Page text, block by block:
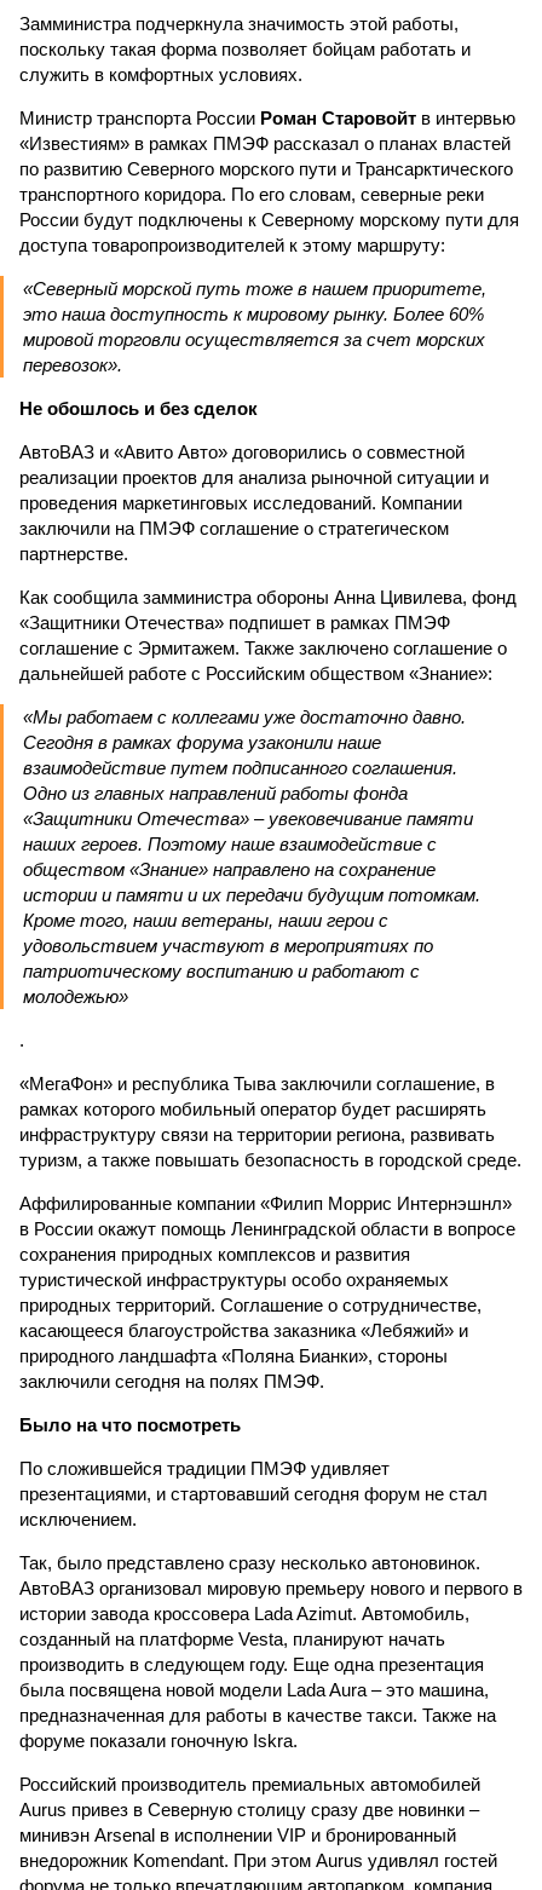
Замминистра подчеркнула значимость этой работы,
поскольку такая форма позволяет бойцам работать и
служить в комфортных условиях.
Министр транспорта России Роман Старовойт в интервью
«Известиям» в рамках ПМЭФ рассказал о планах властей
по развитию Северного морского пути и Трансарктического
транспортного коридора. По его словам, северные реки
России будут подключены к Северному морскому пути для
доступа товаропроизводителей к этому маршруту:
«Северный морской путь тоже в нашем приоритете,
это наша доступность к мировому рынку. Более 60%
мировой торговли осуществляется за счет морских
перевозок».
Не обошлось и без сделок
АвтоВАЗ и «Авито Авто» договорились о совместной
реализации проектов для анализа рыночной ситуации и
проведения маркетинговых исследований. Компании
заключили на ПМЭФ соглашение о стратегическом
партнерстве.
Как сообщила замминистра обороны Анна Цивилева, фонд
«Защитники Отечества» подпишет в рамках ПМЭФ
соглашение с Эрмитажем. Также заключено соглашение о
дальнейшей работе с Российским обществом «Знание»:
«Мы работаем с коллегами уже достаточно давно.
Сегодня в рамках форума узаконили наше
взаимодействие путем подписанного соглашения.
Одно из главных направлений работы фонда
«Защитники Отечества» – увековечивание памяти
наших героев. Поэтому наше взаимодействие с
обществом «Знание» направлено на сохранение
истории и памяти и их передачи будущим потомкам.
Кроме того, наши ветераны, наши герои с
удовольствием участвуют в мероприятиях по
патриотическому воспитанию и работают с
молодежью»
.
«МегаФон» и республика Тыва заключили соглашение, в
рамках которого мобильный оператор будет расширять
инфраструктуру связи на территории региона, развивать
туризм, а также повышать безопасность в городской среде.
Аффилированные компании «Филип Моррис Интернэшнл»
в России окажут помощь Ленинградской области в вопросе
сохранения природных комплексов и развития
туристической инфраструктуры особо охраняемых
природных территорий. Соглашение о сотрудничестве,
касающееся благоустройства заказника «Лебяжий» и
природного ландшафта «Поляна Бианки», стороны
заключили сегодня на полях ПМЭФ.
Было на что посмотреть
По сложившейся традиции ПМЭФ удивляет
презентациями, и стартовавший сегодня форум не стал
исключением.
Так, было представлено сразу несколько автоновинок.
АвтоВАЗ организовал мировую премьеру нового и первого в
истории завода кроссовера Lada Azimut. Автомобиль,
созданный на платформе Vesta, планируют начать
производить в следующем году. Еще одна презентация
была посвящена новой модели Lada Aura – это машина,
предназначенная для работы в качестве такси. Также на
форуме показали гоночную Iskra.
Российский производитель премиальных автомобилей
Aurus привез в Северную столицу сразу две новинки –
минивэн Arsenal в исполнении VIP и бронированный
внедорожник Komendant. При этом Aurus удивлял гостей
форума не только впечатляющим автопарком, компания